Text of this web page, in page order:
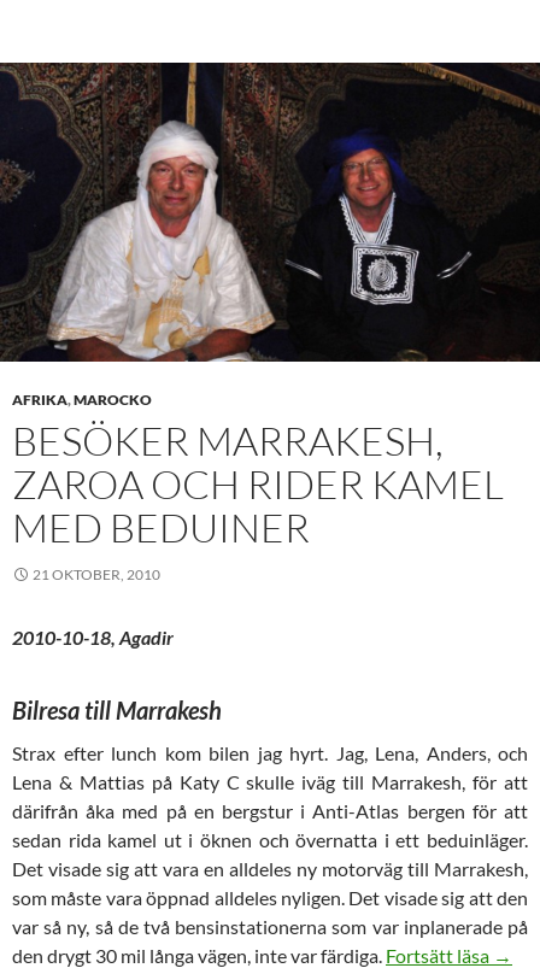
AFRIKA,MAROCKO
BESÖKER MARRAKESH,
ZAROA OCH RIDER KAMEL
MED BEDUINER
21 OKTOBER, 2010
2010-10-18, Agadir
Bilresa till Marrakesh
Strax efter lunch kom bilen jag hyrt. Jag, Lena, Anders, och
Lena & Mattias på Katy C skulle iväg till Marrakesh, för att
därifrån åka med på en bergstur i Anti-Atlas bergen för att
sedan rida kamel ut i öknen och övernatta i ett beduinläger.
Det visade sig att vara en alldeles ny motorväg till Marrakesh,
som måste vara öppnad alldeles nyligen. Det visade sig att den
var så ny, så de två bensinstationerna som var inplanerade på
den drygt 30 mil långa vägen, inte var färdiga. Fortsätt läsa →